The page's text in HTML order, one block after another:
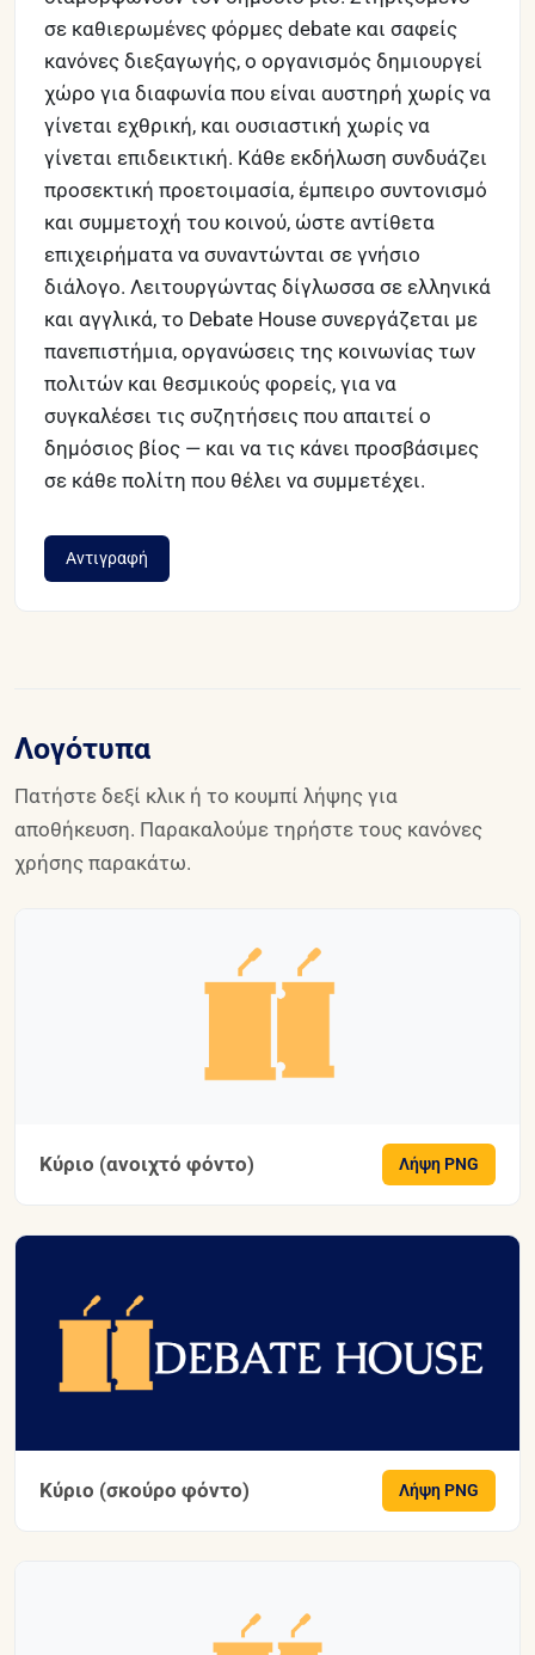
σε καθιερωμένες φόρμες debate και σαφείς
κανόνες διεξαγωγής, ο οργανισμός δημιουργεί
χώρο για διαφωνία που είναι αυστηρή χωρίς να
γίνεται εχθρική, και ουσιαστική χωρίς να
γίνεται επιδεικτική. Κάθε εκδήλωση συνδυάζει
προσεκτική προετοιμασία, έμπειρο συντονισμό
και συμμετοχή του κοινού, ώστε αντίθετα
επιχειρήματα να συναντώνται σε γνήσιο
διάλογο. Λειτουργώντας δίγλωσσα σε ελληνικά
και αγγλικά, το Debate House συνεργάζεται με
πανεπιστήμια, οργανώσεις της κοινωνίας των
πολιτών και θεσμικούς φορείς, για να
συγκαλέσει τις συζητήσεις που απαιτεί ο
δημόσιος βίος — και να τις κάνει προσβάσιμες
σε κάθε πολίτη που θέλει να συμμετέχει.
Αντιγραφή
Λογότυπα
Πατήστε δεξί κλικ ή το κουμπί λήψης για
αποθήκευση. Παρακαλούμε τηρήστε τους κανόνες
χρήσης παρακάτω.
Κύριο (ανοιχτό φόντο) Λήψη PNG
Κύριο (σκούρο φόντο) Λήψη PNG